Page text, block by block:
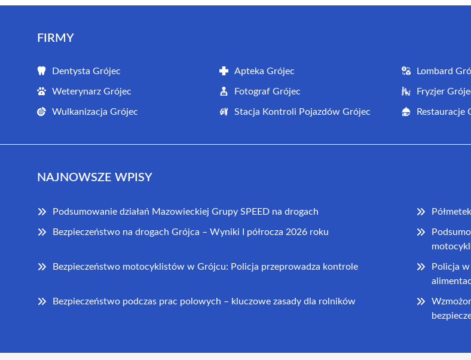
FIRMY
Dentysta Grójec Apteka Grójec Lombard
Weterynarz Grójec Fotograf Grójec Fryzjer
Wulkanizacja Grójec Stacja Kontroli Pojazdów Grójec Restauracje
NAJNOWSZE WPISY
Podsumowanie działań Mazowieckiej Grupy SPEED na drogach
Bezpieczeństwo na drogach Grójca – Wyniki I półrocza 2026 roku
Bezpieczeństwo motocyklistów w Grójcu: Policja przeprowadza kontrole
Policja
Bezpieczeństwo podczas prac polowych – kluczowe zasady dla rolników